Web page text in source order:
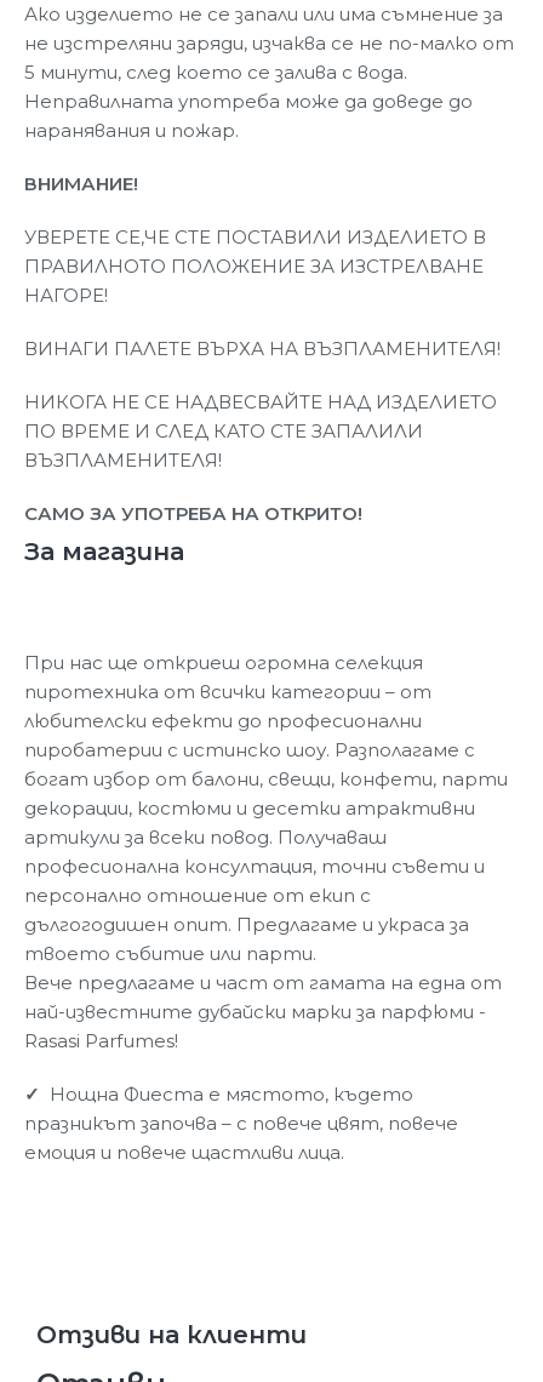
Ако изделието не се запали или има съмнение за
не изстреляни заряди, изчаква се не по-малко от
5 минути, след което се залива с вода.
Неправилната употреба може да доведе до
наранявания и пожар.
ВНИМАНИЕ!
УВЕРЕТЕ СЕ,ЧЕ СТЕ ПОСТАВИЛИ ИЗДЕЛИЕТО В
ПРАВИЛНОТО ПОЛОЖЕНИЕ ЗА ИЗСТРЕЛВАНЕ
НАГОРЕ!
ВИНАГИ ПАЛЕТЕ ВЪРХА НА ВЪЗПЛАМЕНИТЕЛЯ!
НИКОГА НЕ СЕ НАДВЕСВАЙТЕ НАД ИЗДЕЛИЕТО
ПО ВРЕМЕ И СЛЕД КАТО СТЕ ЗАПАЛИЛИ
ВЪЗПЛАМЕНИТЕЛЯ!
САМО ЗА УПОТРЕБА НА ОТКРИТО!
За магазина
При нас ще откриеш огромна селекция
пиротехника от всички категории – от
любителски ефекти до професионални
пиробатерии с истинско шоу. Разполагаме с
богат избор от балони, свещи, конфети, парти
декорации, костюми и десетки атрактивни
артикули за всеки повод. Получаваш
професионална консултация, точни съвети и
персонално отношение от екип с
дългогодишен опит. Предлагаме и украса за
твоето събитие или парти.
Вече предлагаме и част от гамата на една от
най-известните дубайски марки за парфюми -
Rasasi Parfumes!
✓
Нощна Фиеста е мястото, където
празникът започва – с повече цвят, повече
емоция и повече щастливи лица.
Отзиви на клиенти